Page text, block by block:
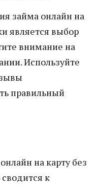
займа онлайн на
является выбор
внимание на
Используйте
правильный
на карту без
к